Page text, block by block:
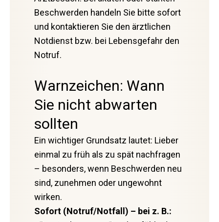
Beschwerden handeln Sie bitte sofort
und kontaktieren Sie den ärztlichen
Notdienst bzw. bei Lebensgefahr den
Notruf.
Warnzeichen: Wann
Sie nicht abwarten
sollten
Ein wichtiger Grundsatz lautet: Lieber
einmal zu früh als zu spät nachfragen
– besonders, wenn Beschwerden neu
sind, zunehmen oder ungewohnt
wirken.
Sofort (Notruf/Notfall) – bei z. B.: